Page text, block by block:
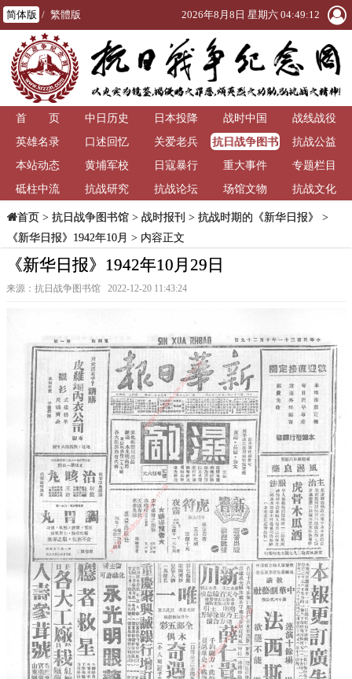
简体版 / 繁體版 2026年8月8日 星期六 04:49:13
首 页 中日历史 日本投降 战时中国
战线战役
英雄名录
口述回忆 关爱老兵
抗日战争图书
馆
抗战公益
本站动态
黄埔军校 日寇暴行 重大事件
专题栏目
砥柱中流
抗战研究 抗战论坛 场馆文物 抗战文化
首页> 抗日战争图书馆> 战时报刊 > 抗战时期的《新华日报》
>
《新华日报》1942年10月 > 内容正文
《新华日报》1942年10月29日
来源：抗日战争图书馆 2022-12-20 11:43:24